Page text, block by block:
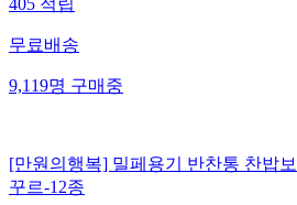
405적립
무료배송
9,119명구매중
[만원의행복] 밀페용기 반찬통 찬밥
꾸르-12종